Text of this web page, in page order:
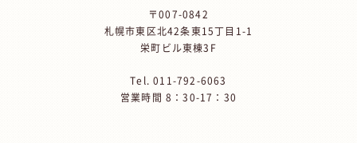
〒007-0842
札幌市東区北42条東15丁目1-1
栄町ビル東棟3F
Tel.011-792-6063
営業時間 8：30-17：30